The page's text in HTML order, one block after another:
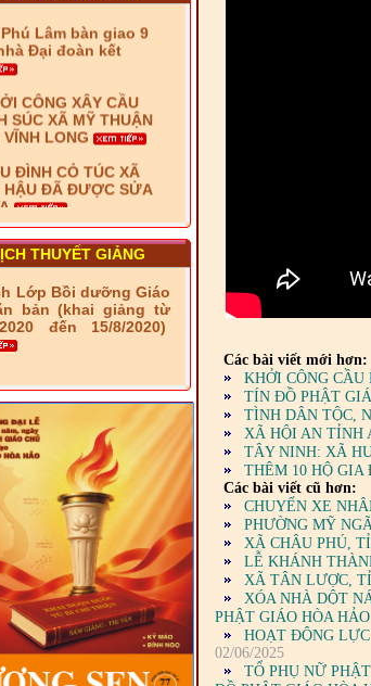
Đại đoàn kết
SÚC XÃ MỸ THUẬN
VĨNH LONG
HẬU ĐÃ ĐƯỢC SỬA
giao 10 căn nhà Đại
kết cho hộ có hoàn
khó khăn tại xã Tây
QUÂN DẬM VÁ,
LỘ GIAO
NÔNG THÔN (XÃ
TẬP HUẤN LỊCH SỬ,
LUẬT VIỆT NAM VÀ
CHƯƠNG GIÁO HỘI
NHIỆM KỲ VI (2024-
CHO TRỊ SỰ VIÊN
ƯƠNG, BAN ĐẠI
TỈNH VÀ GIÁO LÝ
- CHUYÊN ĐỀ: NHỮNG
ĐỀ CHUNG VỀ PHÁP
VÀ HỆ THỐNG PHÁP
VIỆT NAM
TẬP HUẤN LỊCH SỬ,
LUẬT VIỆT NAM VÀ
CHƯƠNG GIÁO HỘI
NHIỆM KỲ VI (2024-
CHO TRỊ SỰ VIÊN
THUYẾT GIẢNG
Lớp Bồi dưỡng Giáo
bản (khai giảng từ
2020 đến 15/8/2020)
Các bài viết mới hơn:
KHỞI CÔNG
TÍN ĐỒ PHẬT
TÌNH DÂN TỘC,
XÃ HỘI AN TỈNH
TÂY NINH: XÃ
THÊM 10 HỘ
Các bài viết cũ hơn:
CHUYẾN XE
PHƯỜNG MỸ
XÃ CHÂU PHÚ,
LỄ KHÁNH
XÃ TÂN LƯỢC,
XÓA NHÀ DỘT
PHẬT GIÁO HÒA HẢO
HOẠT ĐỘNG
02/06/2025
TỔ PHỤ NỮ